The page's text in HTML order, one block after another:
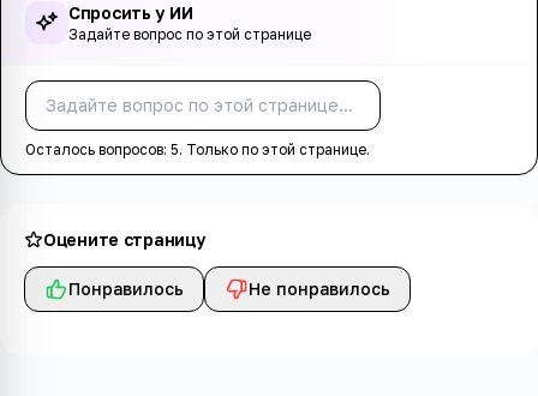
Спросить у ИИ
Задайте вопрос по этой странице
Осталось вопросов: 5. Только по этой странице.
Оцените страницу
Понравилось Не понравилось